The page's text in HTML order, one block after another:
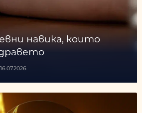
навика, които
16.07.2026